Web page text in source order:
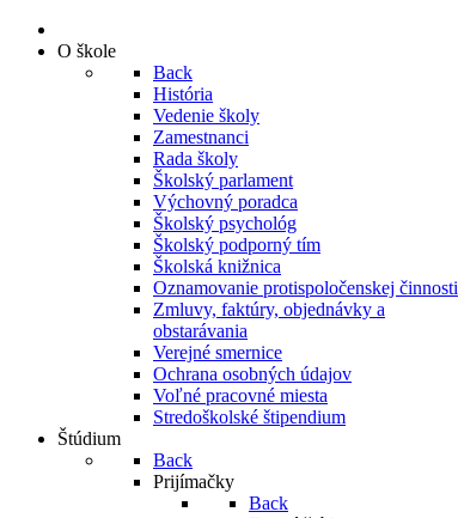
O škole
Back
História
Vedenie školy
Zamestnanci
Rada školy
Školský parlament
Výchovný poradca
Školský psychológ
Školský podporný tím
Školská knižnica
Oznamovanie protispoločenskej činnosti
Zmluvy, faktúry, objednávky a
obstarávania
Verejné smernice
Ochrana osobných údajov
Voľné pracovné miesta
Stredoškolské štipendium
Štúdium
Back
Prijímačky
Back